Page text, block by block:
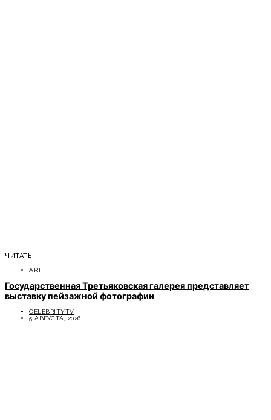
ЧИТАТЬ
ART
Государственная Третьяковская галерея представляет
выставку пейзажной фотографии
CELEBRITYTV
5 АВГУСТА, 2026